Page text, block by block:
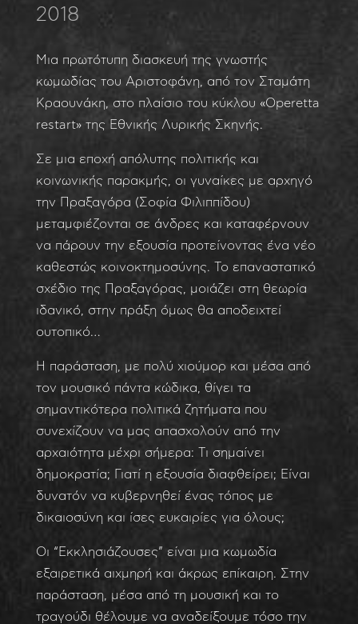
2018
Μια πρωτότυπη διασκευή της γνωστής
κωμωδίας του Αριστοφάνη, από τον Σταμάτη
Κραουνάκη, στο πλαίσιο του κύκλου «Operetta
restart» της Εθνικής Λυρικής Σκηνής.
Σε μια εποχή απόλυτης πολιτικής και
κοινωνικής παρακμής, οι γυναίκες με αρχηγό
την Πραξαγόρα (Σοφία Φιλιππίδου)
μεταμφιέζονται σε άνδρες και καταφέρνουν
να πάρουν την εξουσία προτείνοντας ένα νέο
καθεστώς κοινοκτημοσύνης. Το επαναστατικό
σχέδιο της Πραξαγόρας, μοιάζει στη θεωρία
ιδανικό, στην πράξη όμως θα αποδειχτεί
ουτοπικό…
Η παράσταση, με πολύ χιούμορ και μέσα από
τον μουσικό πάντα κώδικα, θίγει τα
σημαντικότερα πολιτικά ζητήματα που
συνεχίζουν να μας απασχολούν από την
αρχαιότητα μέχρι σήμερα: Τι σημαίνει
δημοκρατία; Γιατί η εξουσία διαφθείρει; Είναι
δυνατόν να κυβερνηθεί ένας τόπος με
δικαιοσύνη και ίσες ευκαιρίες για όλους;
Οι “Εκκλησιάζουσες” είναι μια κωμωδία
εξαιρετικά αιχμηρή και άκρως επίκαιρη. Στην
παράσταση, μέσα από τη μουσική και το
τραγούδι θέλουμε να αναδείξουμε τόσο την